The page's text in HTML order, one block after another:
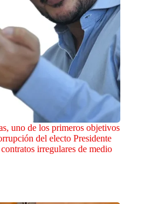
uno de los primeros objetivos
del electo Presidente
irregulares de medio